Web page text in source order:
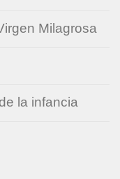
Milagrosa
la infancia